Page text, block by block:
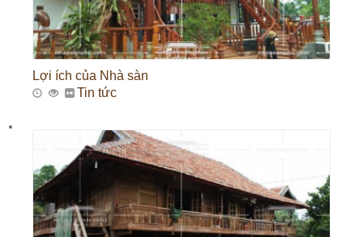
Lợi ích của Nhà sàn
Tin tức